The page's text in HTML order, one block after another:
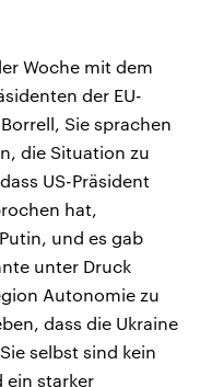
Woche mit dem
der EU-
Sie sprachen
die Situation zu
US-Präsident
hat,
und es gab
unter Druck
Autonomie zu
dass die Ukraine
selbst sind kein
ein starker